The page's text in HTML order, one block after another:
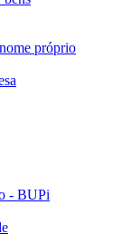
próprio
- BUPi